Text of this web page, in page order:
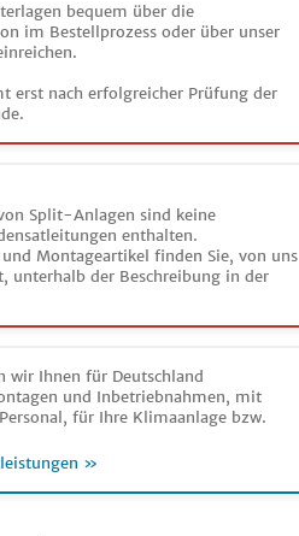
bequem über die
im Bestellprozess oder über unser
erst nach erfolgreicher Prüfung der
Split-Anlagen sind keine
enthalten.
und Montageartikel finden Sie, von uns
unterhalb der Beschreibung in der
wir Ihnen für Deutschland
und Inbetriebnahmen, mit
für Ihre Klimaanlage bzw.
»